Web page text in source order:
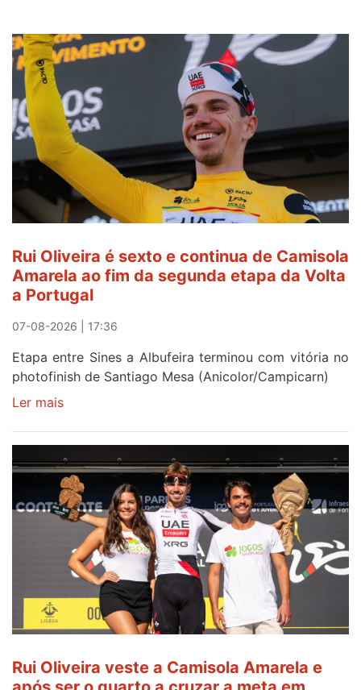
Rui Oliveira é sexto e continua de Camisola
Amarela ao fim da segunda etapa da Volta
a Portugal
07-08-2026 | 17:36
Etapa entre Sines a Albufeira terminou com vitória no
photofinish de Santiago Mesa (Anicolor/Campicarn)
Ler mais
Oliveira
é
sexto
e
continua
Camisola
Amarela
ao
da
etapa
Rui Oliveira veste a Camisola Amarela e